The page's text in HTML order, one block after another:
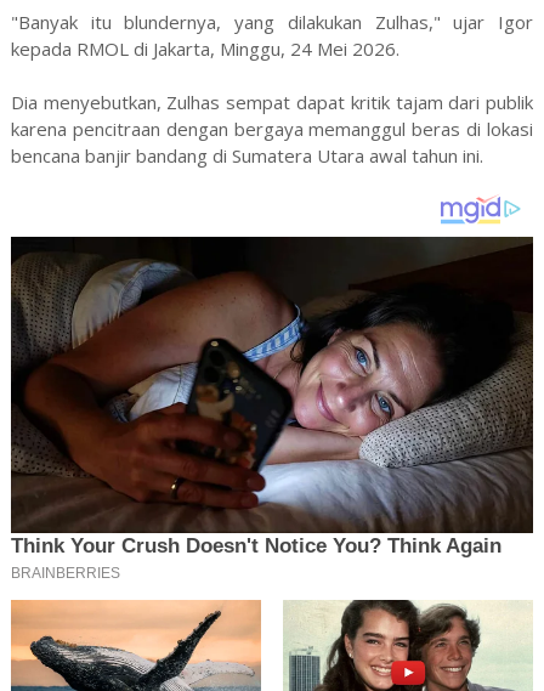
"Banyak itu blundernya, yang dilakukan Zulhas," ujar Igor
kepada RMOL di Jakarta, Minggu, 24 Mei 2026.
Dia menyebutkan, Zulhas sempat dapat kritik tajam dari publik
karena pencitraan dengan bergaya memanggul beras di lokasi
bencana banjir bandang di Sumatera Utara awal tahun ini.